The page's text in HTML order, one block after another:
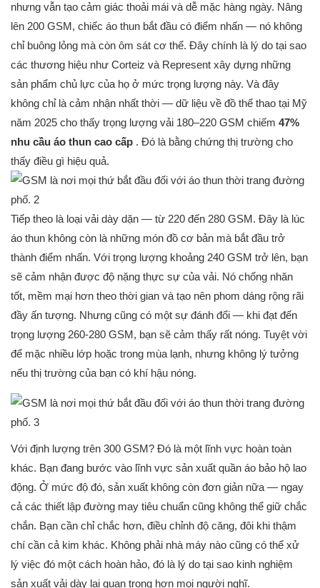
nhưng vẫn tạo cảm giác thoải mái và dễ mặc hàng ngày. Nâng
lên 200 GSM, chiếc áo thun bắt đầu có điểm nhấn — nó không
chỉ buông lỏng mà còn ôm sát cơ thể. Đây chính là lý do tại sao
các thương hiệu như Corteiz và Represent xây dựng những
sản phẩm chủ lực của họ ở mức trọng lượng này. Và đây
không chỉ là cảm nhận nhất thời — dữ liệu về đồ thể thao tại Mỹ
năm 2025 cho thấy trọng lượng vải 180–220 GSM chiếm 47%
nhu cầu áo thun cao cấp . Đó là bằng chứng thị trường cho
thấy điều gì hiệu quả.
Tiếp theo là loại vải dày dặn — từ 220 đến 280 GSM. Đây là lúc
áo thun không còn là những món đồ cơ bản mà bắt đầu trở
thành điểm nhấn. Với trọng lượng khoảng 240 GSM trở lên, bạn
sẽ cảm nhận được độ nặng thực sự của vải. Nó chống nhăn
tốt, mềm mại hơn theo thời gian và tạo nên phom dáng rộng rãi
đầy ấn tượng. Nhưng cũng có một sự đánh đổi — khi đạt đến
trọng lượng 260-280 GSM, bạn sẽ cảm thấy rất nóng. Tuyệt vời
để mặc nhiều lớp hoặc trong mùa lạnh, nhưng không lý tưởng
nếu thị trường của bạn có khí hậu nóng.
Với định lượng trên 300 GSM? Đó là một lĩnh vực hoàn toàn
khác. Bạn đang bước vào lĩnh vực sản xuất quần áo bảo hộ lao
động. Ở mức độ đó, sản xuất không còn đơn giản nữa — ngay
cả các thiết lập đường may tiêu chuẩn cũng không thể giữ chắc
chắn. Bạn cần chỉ chắc hơn, điều chỉnh độ căng, đôi khi thậm
chí cần cả kim khác. Không phải nhà máy nào cũng có thể xử
lý việc đó một cách hoàn hảo, đó là lý do tại sao kinh nghiệm
sản xuất vải dày lại quan trọng hơn mọi người nghĩ.